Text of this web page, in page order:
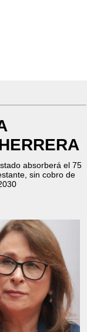
absorberá el 75
sin cobro de